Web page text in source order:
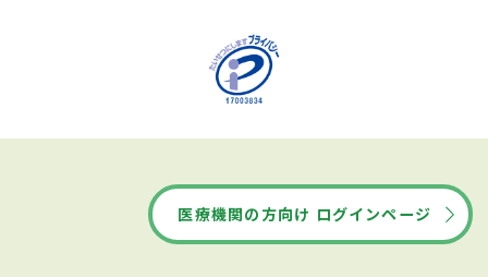
医療機関の方向け ログインページ